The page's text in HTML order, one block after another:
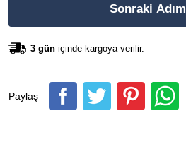
Sonraki Adım
3 gün içinde kargoya verilir.
Paylaş